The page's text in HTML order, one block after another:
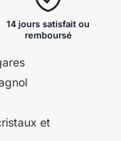
14 jours satisfait ou
remboursé
et